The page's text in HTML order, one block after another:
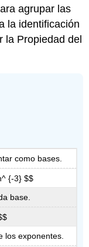
agrupar las
la identificación
la Propiedad del
como bases.
{-3} $$
base.
los exponentes.